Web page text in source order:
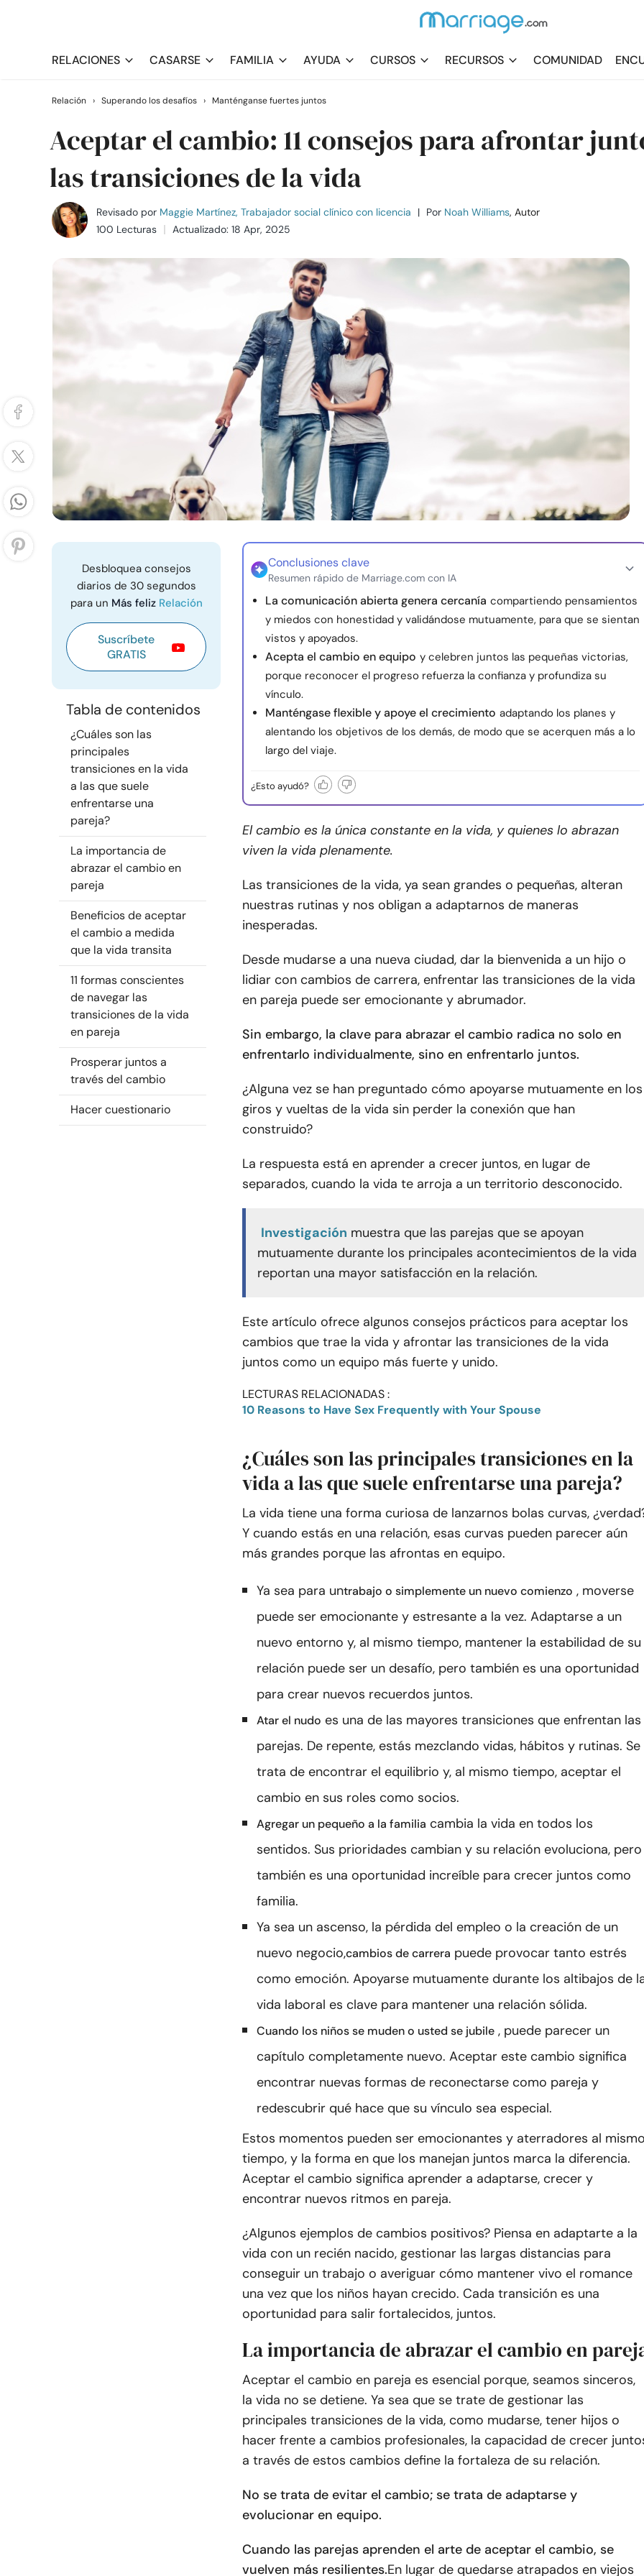
RELACIONES CASARSE FAMILIA AYUDA CURSOS RECURSOS COMUNIDAD
Relación › Superando los desafíos › Manténganse fuertes juntos
Aceptar el cambio: 11 consejos para afrontar
las transiciones de la vida
Revisado por Maggie Martínez, Trabajador social clínico con licencia | Por Noah Williams, Autor
100 Lecturas
Actualizado: 18 Apr, 2025
Desbloquea consejos
diarios de 30 segundos
para un Más feliz Relación
Suscríbete
GRATIS
Tabla de contenidos
¿Cuáles son las
principales
transiciones en la vida
a las que suele
enfrentarse una
pareja?
La importancia de
abrazar el cambio en
pareja
Beneficios de aceptar
el cambio a medida
que la vida transita
11 formas conscientes
de navegar las
transiciones de la vida
en pareja
Prosperar juntos a
través del cambio
Hacer cuestionario
Conclusiones clave
Resumen rápido de Marriage.com con IA
La comunicación abierta genera cercanía compartiendo pensamientos
y miedos con honestidad y validándose mutuamente, para que se sientan
vistos y apoyados.
Acepta el cambio en equipo y celebren juntos las pequeñas victorias,
porque reconocer el progreso refuerza la confianza y profundiza su
vínculo.
Manténgase flexible y apoye el crecimiento adaptando los planes y
alentando los objetivos de los demás, de modo que se acerquen más a lo
largo del viaje.
¿Esto ayudó?
El cambio es la única constante en la vida, y quienes lo abrazan
viven la vida plenamente.
Las transiciones de la vida, ya sean grandes o pequeñas, alteran
nuestras rutinas y nos obligan a adaptarnos de maneras
inesperadas.
Desde mudarse a una nueva ciudad, dar la bienvenida a un hijo o
lidiar con cambios de carrera, enfrentar las transiciones de la vida
en pareja puede ser emocionante y abrumador.
Sin embargo, la clave para abrazar el cambio radica no solo en
enfrentarlo individualmente, sino en enfrentarlo juntos.
¿Alguna vez se han preguntado cómo apoyarse mutuamente en los
giros y vueltas de la vida sin perder la conexión que han
construido?
La respuesta está en aprender a crecer juntos, en lugar de
separados, cuando la vida te arroja a un territorio desconocido.
Investigación muestra que las parejas que se apoyan
mutuamente durante los principales acontecimientos de la vida
reportan una mayor satisfacción en la relación.
Este artículo ofrece algunos consejos prácticos para aceptar los
cambios que trae la vida y afrontar las transiciones de la vida
juntos como un equipo más fuerte y unido.
LECTURAS RELACIONADAS :
10 Reasons to Have Sex Frequently with Your Spouse
¿Cuáles son las principales transiciones en la
vida a las que suele enfrentarse una pareja?
La vida tiene una forma curiosa de lanzarnos bolas curvas,
Y cuando estás en una relación, esas curvas pueden parecer aún
más grandes porque las afrontas en equipo.
Ya sea para untrabajo o simplemente un nuevo comienzo , moverse
puede ser emocionante y estresante a la vez. Adaptarse a un
nuevo entorno y, al mismo tiempo, mantener la estabilidad de su
relación puede ser un desafío, pero también es una oportunidad
para crear nuevos recuerdos juntos.
Atar el nudo es una de las mayores transiciones que enfrentan las
parejas. De repente, estás mezclando vidas, hábitos y rutinas. Se
trata de encontrar el equilibrio y, al mismo tiempo, aceptar el
cambio en sus roles como socios.
Agregar un pequeño a la familia cambia la vida en todos los
sentidos. Sus prioridades cambian y su relación evoluciona, pero
también es una oportunidad increíble para crecer juntos como
familia.
Ya sea un ascenso, la pérdida del empleo o la creación de un
nuevo negocio,cambios de carrera puede provocar tanto estrés
como emoción. Apoyarse mutuamente durante los altibajos de
vida laboral es clave para mantener una relación sólida.
Cuando los niños se muden o usted se jubile , puede parecer un
capítulo completamente nuevo. Aceptar este cambio significa
encontrar nuevas formas de reconectarse como pareja y
redescubrir qué hace que su vínculo sea especial.
Estos momentos pueden ser emocionantes y aterradores al
tiempo, y la forma en que los manejan juntos marca la diferencia.
Aceptar el cambio significa aprender a adaptarse, crecer y
encontrar nuevos ritmos en pareja.
¿Algunos ejemplos de cambios positivos? Piensa en adaptarte a la
vida con un recién nacido, gestionar las largas distancias para
conseguir un trabajo o averiguar cómo mantener vivo el romance
una vez que los niños hayan crecido. Cada transición es una
oportunidad para salir fortalecidos, juntos.
La importancia de abrazar el cambio en
Aceptar el cambio en pareja es esencial porque, seamos sinceros,
la vida no se detiene. Ya sea que se trate de gestionar las
principales transiciones de la vida, como mudarse, tener hijos o
hacer frente a cambios profesionales, la capacidad de crecer
a través de estos cambios define la fortaleza de su relación.
No se trata de evitar el cambio; se trata de adaptarse y
evolucionar en equipo.
Cuando las parejas aprenden el arte de aceptar el cambio, se
vuelven más resilientes.En lugar de quedarse atrapados en viejos